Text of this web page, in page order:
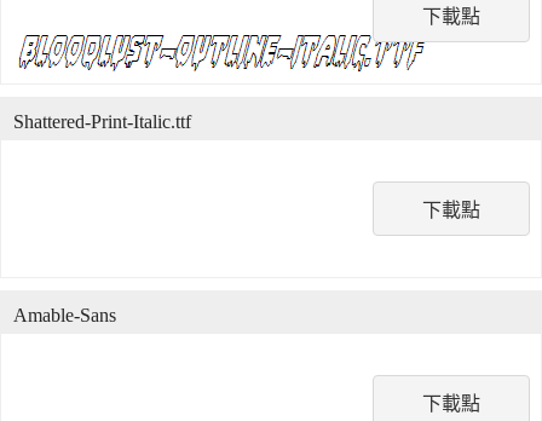
下載點
下載點
Shattered-Print-Italic.ttf
下載點
Amable-Sans